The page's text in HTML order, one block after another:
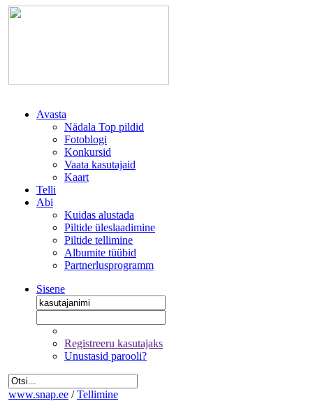
Avasta
Nädala Top pildid
Fotoblogi
Konkursid
Vaata kasutajaid
Kaart
Telli
Abi
Kuidas alustada
Piltide üleslaadimine
Piltide tellimine
Albumite tüübid
Partnerlusprogramm
Sisene
Registreeru kasutajaks
Unustasid parooli?
www.snap.ee / Tellimine